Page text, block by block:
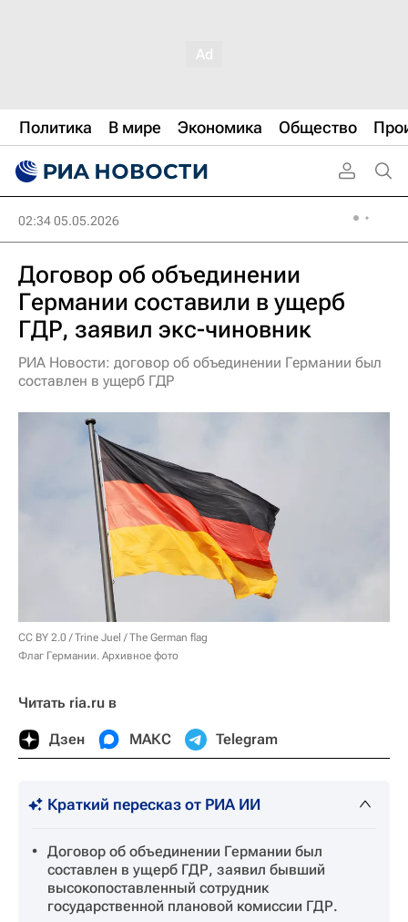
Политика В мире Экономика Общество
02:34 05.05.2026
Договор об объединении
Германии составили в ущерб
ГДР, заявил экс-чиновник
РИА Новости: договор об объединении Германии был
составлен в ущерб ГДР
CC BY 2.0 /Trine Juel /The German flag
Флаг Германии. Архивное фото
Читать ria.ru в
Дзен МАКС Telegram
Краткий пересказ от РИА ИИ
Договор об объединении Германии был
составлен в ущерб ГДР, заявил бывший
высокопоставленный сотрудник
государственной плановой комиссии ГДР.